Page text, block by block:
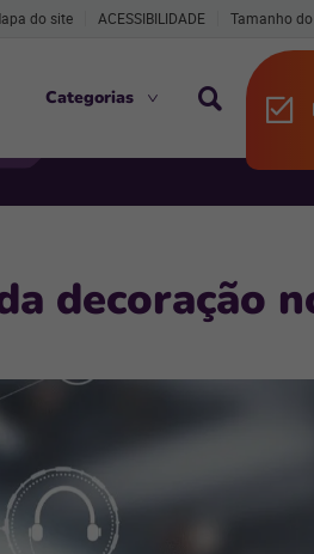
do site ACESSIBILIDADE Tamanho
Categorias
decoração